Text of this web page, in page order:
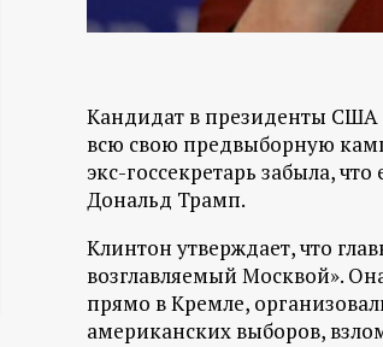
р
а
ц
и
о
Кандидат в президенты США
всю свою предвыборную
экс-госсекретарь забыла,
Дональд Трамп.
Клинтон утверждает, что
возглавляемый Москвой».
прямо в Кремле,
американских выборов,